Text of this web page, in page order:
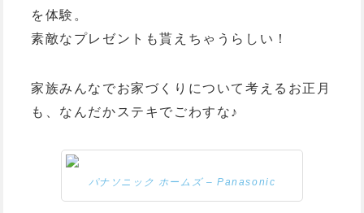
を体験。
素敵なプレゼントも貰えちゃうらしい！
家族みんなでお家づくりについて考えるお正月
も、なんだかステキでごわすな♪
パナソニック ホームズ – Panasonic